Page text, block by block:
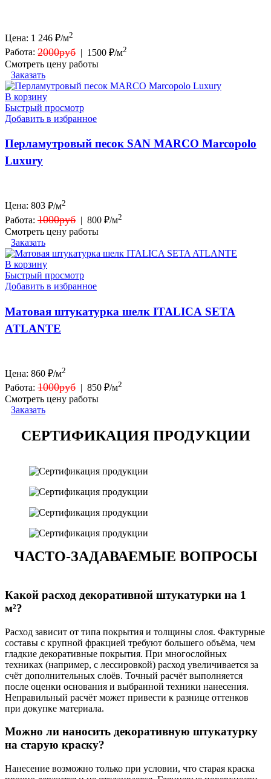
Цена: 1 246 ₽/м2
Работа: 2000руб | 1500 ₽/м2
Смотреть цену работы
Заказать
В корзину
Быстрый просмотр
Добавить в избранное
Перламутровый песок SAN MARCO Marcopolo
Luxury
Цена: 803 ₽/м2
Работа: 1000руб | 800 ₽/м2
Смотреть цену работы
Заказать
В корзину
Быстрый просмотр
Добавить в избранное
Матовая штукатурка шелк ITALICA SETA
ATLANTE
Цена: 860 ₽/м2
Работа: 1000руб | 850 ₽/м2
Смотреть цену работы
Заказать
СЕРТИФИКАЦИЯ ПРОДУКЦИИ
ЧАСТО-ЗАДАВАЕМЫЕ ВОПРОСЫ
Какой расход декоративной штукатурки на 1
м²?
Расход зависит от типа покрытия и толщины слоя. Фактурные
составы с крупной фракцией требуют большего объёма, чем
гладкие декоративные покрытия. При многослойных
техниках (например, с лессировкой) расход увеличивается за
счёт дополнительных слоёв. Точный расчёт выполняется
после оценки основания и выбранной техники нанесения.
Неправильный расчёт может привести к разнице оттенков
при докупке материала.
Можно ли наносить декоративную штукатурку
на старую краску?
Нанесение возможно только при условии, что старая краска